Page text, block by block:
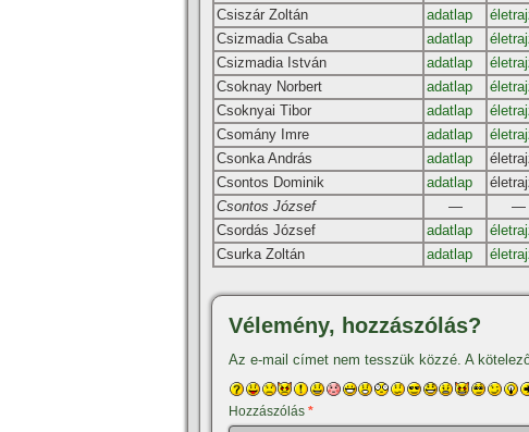
Csiszár Zoltán
adatlap
Csizmadia Csaba
adatlap
Csizmadia István
adatlap
Csoknay Norbert
adatlap
Csoknyai Tibor
adatlap
Csomány Imre
adatlap
Csonka András
adatlap
Csontos Dominik
adatlap
Csontos József
—
—
Csordás József
adatlap
Csurka Zoltán
adatlap
Vélemény, hozzászólás?
Az e-mail címet nem tesszük közzé. A
Hozzászólás *